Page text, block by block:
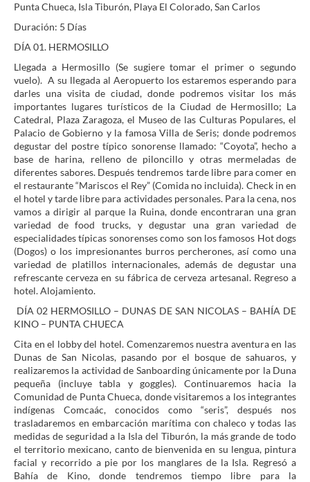
Punta Chueca, Isla Tiburón, Playa El Colorado, San Carlos
Duración: 5 Días
DÍA 01. HERMOSILLO
Llegada a Hermosillo (Se sugiere tomar el primer o segundo
vuelo). A su llegada al Aeropuerto los estaremos esperando para
darles una visita de ciudad, donde podremos visitar los más
importantes lugares turísticos de la Ciudad de Hermosillo; La
Catedral, Plaza Zaragoza, el Museo de las Culturas Populares, el
Palacio de Gobierno y la famosa Villa de Seris; donde podremos
degustar del postre típico sonorense llamado: “Coyota”, hecho a
base de harina, relleno de piloncillo y otras mermeladas de
diferentes sabores. Después tendremos tarde libre para comer en
el restaurante “Mariscos el Rey” (Comida no incluida). Check in en
el hotel y tarde libre para actividades personales. Para la cena, nos
vamos a dirigir al parque la Ruina, donde encontraran una gran
variedad de food trucks, y degustar una gran variedad de
especialidades típicas sonorenses como son los famosos Hot dogs
(Dogos) o los impresionantes burros percherones, así como una
variedad de platillos internacionales, además de degustar una
refrescante cerveza en su fábrica de cerveza artesanal. Regreso a
hotel. Alojamiento.
DÍA 02 HERMOSILLO – DUNAS DE SAN NICOLAS – BAHÍA DE
KINO – PUNTA CHUECA
Cita en el lobby del hotel. Comenzaremos nuestra aventura en las
Dunas de San Nicolas, pasando por el bosque de sahuaros, y
realizaremos la actividad de Sanboarding únicamente por la Duna
pequeña (incluye tabla y goggles). Continuaremos hacia la
Comunidad de Punta Chueca, donde visitaremos a los integrantes
indígenas Comcaác, conocidos como “seris”, después nos
trasladaremos en embarcación marítima con chaleco y todas las
medidas de seguridad a la Isla del Tiburón, la más grande de todo
el territorio mexicano, canto de bienvenida en su lengua, pintura
facial y recorrido a pie por los manglares de la Isla. Regresó a
Bahía de Kino, donde tendremos tiempo libre para la